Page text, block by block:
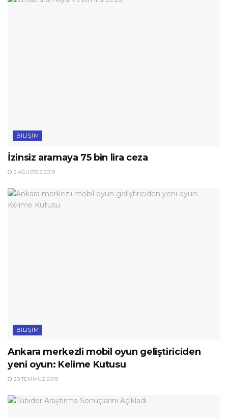
BILIŞIM
İzinsiz aramaya 75 bin lira ceza
5 AĞUSTOS 2019
BILIŞIM
Ankara merkezli mobil oyun geliştiriciden
yeni oyun: Kelime Kutusu
29 TEMMUZ 2019